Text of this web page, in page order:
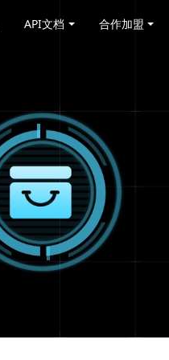
API文档 合作加盟